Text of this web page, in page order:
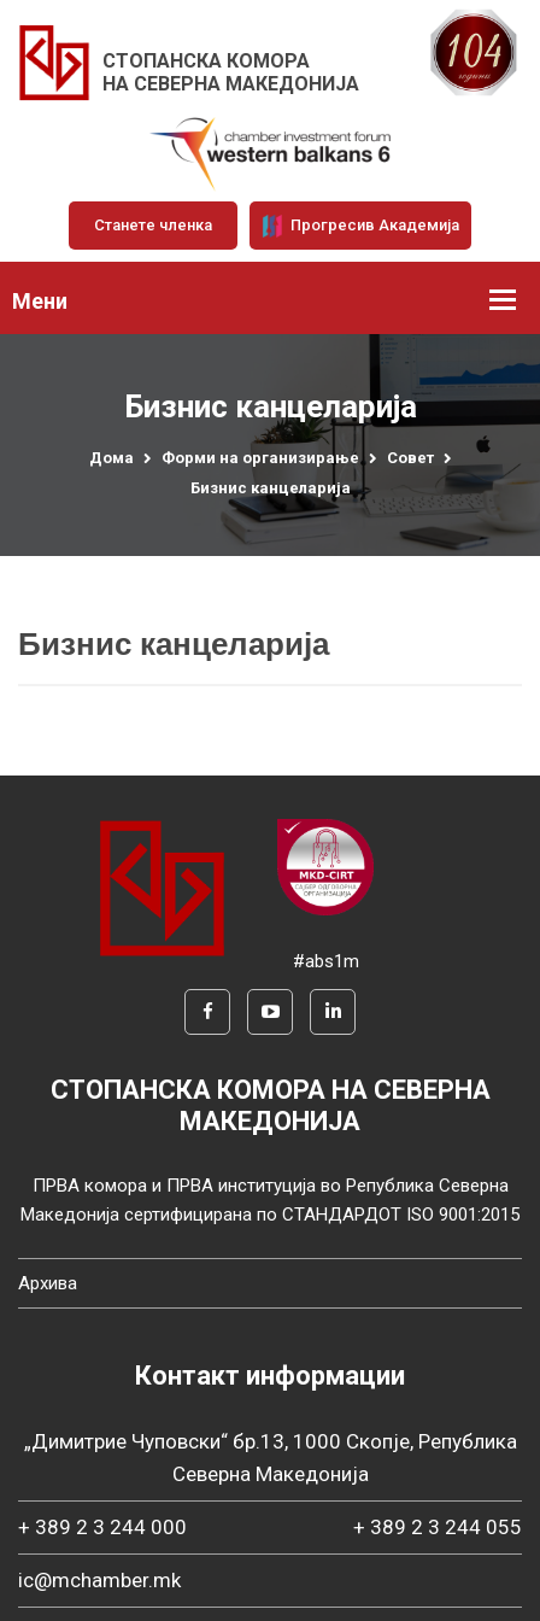
СТОПАНСКА КОМОРА
НА СЕВЕРНА МАКЕДОНИЈА
Станете членка Прогресив Академија
Мени
Бизнис канцеларија
Дома Форми на организирање
Совет
Бизнис канцеларија
Бизнис канцеларија
#abs1m
СТОПАНСКА КОМОРА НА СЕВЕРНА
МАКЕДОНИЈА
ПРВА комора и ПРВА институција во Република Северна
Македонија сертифицирана по СТАНДАРДОТ ISO 9001:2015
Архива
Контакт информации
„Димитрие Чуповски“ бр.13, 1000 Скопје, Република
Северна Македонија
+ 389 2 3 244 000 + 389 2 3 244 055
ic@mchamber.mk